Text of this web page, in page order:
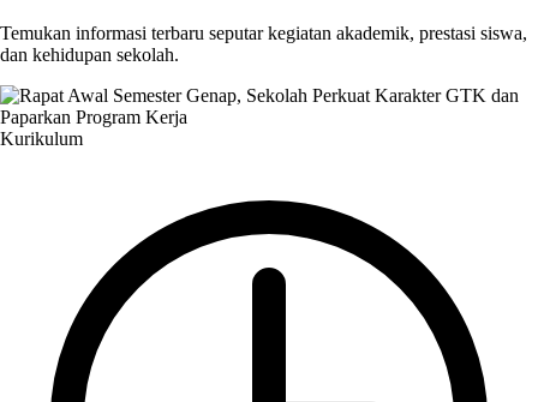
Temukan informasi terbaru seputar kegiatan akademik, prestasi siswa,
dan kehidupan sekolah.
Kurikulum